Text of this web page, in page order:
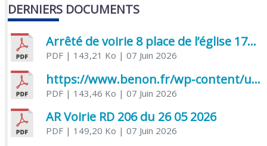
DERNIERS DOCUMENTS
Arrêté de voirie 8 place de l’église 17170 Benon
PDF| 143,21 Ko | 07 Juin 2026
https://www.benon.fr/wp-content/uploads/2026/06/AR-Voirie-Chemin-de-Lafond-du-26-05-2026.pdf
PDF| 143,46 Ko | 07 Juin 2026
AR Voirie RD 206 du 26 05 2026
PDF| 149,20 Ko | 07 Juin 2026